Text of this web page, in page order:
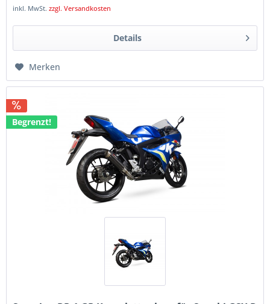
inkl. MwSt.zzgl. Versandkosten
Details
Merken
Begrenzt!